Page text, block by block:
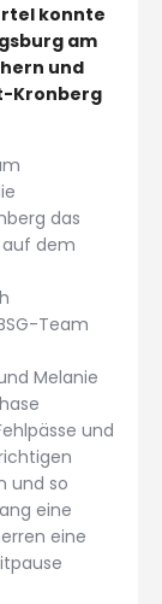
konnte
am
und
Kronberg
das
auf dem
Team
Melanie
und
und so
eine
eine